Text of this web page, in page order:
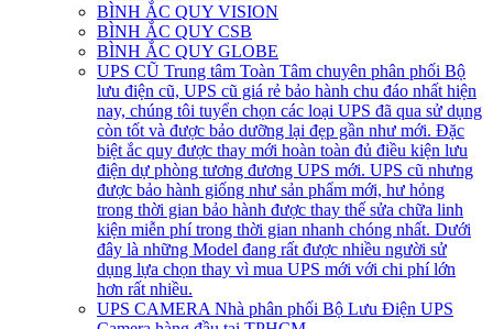
BÌNH ẮC QUY VISION
BÌNH ẮC QUY CSB
BÌNH ẮC QUY GLOBE
UPS CŨ Trung tâm Toàn Tâm chuyên phân phối Bộ
lưu điện cũ, UPS cũ giá rẻ bảo hành chu đáo nhất hiện
nay, chúng tôi tuyển chọn các loại UPS đã qua sử dụng
còn tốt và được bảo dưỡng lại đẹp gần như mới. Đặc
biệt ắc quy được thay mới hoàn toàn đủ điều kiện lưu
điện dự phòng tương đương UPS mới. UPS cũ nhưng
được bảo hành giống như sản phẩm mới, hư hỏng
trong thời gian bảo hành được thay thế sửa chữa linh
kiện miễn phí trong thời gian nhanh chóng nhất. Dưới
đây là những Model đang rất được nhiều người sử
dụng lựa chọn thay vì mua UPS mới với chi phí lớn
hơn rất nhiều.
UPS CAMERA Nhà phân phối Bộ Lưu Điện UPS